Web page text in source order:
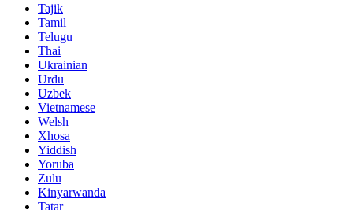
Tajik
Tamil
Telugu
Thai
Ukrainian
Urdu
Uzbek
Vietnamese
Welsh
Xhosa
Yiddish
Yoruba
Zulu
Kinyarwanda
Tatar